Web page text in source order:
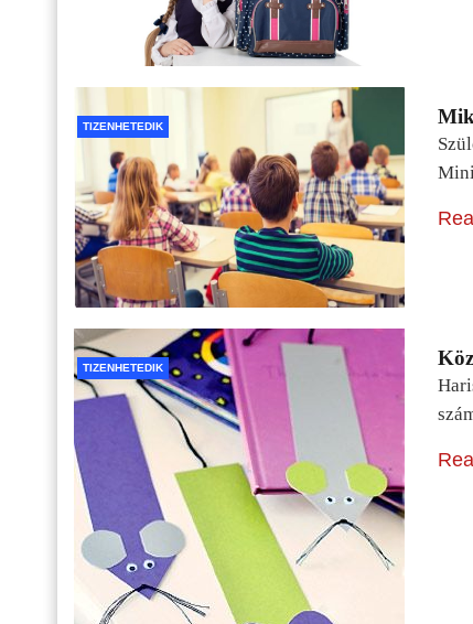
TIZENHETEDIK
TIZENHETEDIK